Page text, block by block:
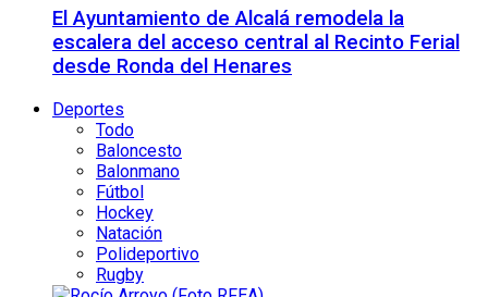
El Ayuntamiento de Alcalá remodela la
escalera del acceso central al Recinto Ferial
desde Ronda del Henares
Deportes
Todo
Baloncesto
Balonmano
Fútbol
Hockey
Natación
Polideportivo
Rugby